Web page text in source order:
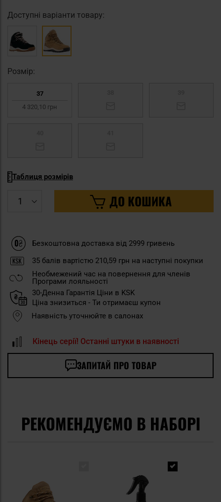
Доступні варіанти товару:
Pозмір:
37
4 320,10 грн
Таблиця розмірів
ДО КОШИКА
Безкоштовна доставка від 2999 гривень
35 балів вартістю 210,59 грн на наступні покупки
Необмежений час на повернення для членів
Програми лояльності
30-Денна Гарантія Ціни в KSK
Ціна знизиться - Ти отримаєш купон
Наявність уточнюйте в салонах
Кінець серії! Останні штуки в наявності
ЗАПИТАЙ ПРО ТОВАР
РЕКОМЕНДУЄМО В НАБОРІ